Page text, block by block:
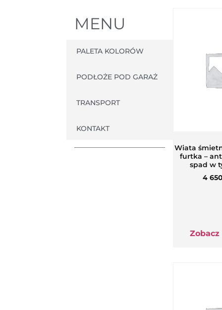
MENU
PALETA KOLORÓW
PODŁOŻE POD GARAŻ
TRANSPORT
KONTAKT
Wiata
furtka –
spad w
4